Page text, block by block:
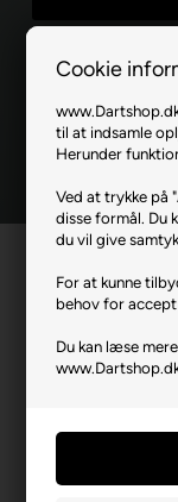
Cookie
til at indsamle
Herunder
Ved at trykke på
disse formål. Du
du vil give
For at kunne
behov for
Du kan læse
Ja tak, jeg
markedsføring
afmelde mig
elektronisk post